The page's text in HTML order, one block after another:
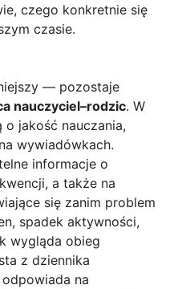
czego konkretnie się
czasie.
— pozostaje
nauczyciel–rodzic. W
o jakość nauczania,
wywiadówkach.
informacje o
a także na
się zanim problem
spadek aktywności,
wygląda obieg
z dziennika
na